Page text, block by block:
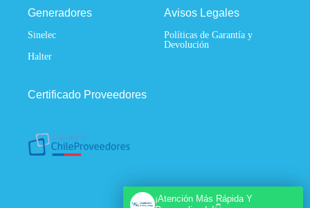
Generadores
Sinelec
Halter
Avisos Legales
Políticas de Garantía y
Devolución
Certificado Proveedores
¡Atención Más Rápida Y